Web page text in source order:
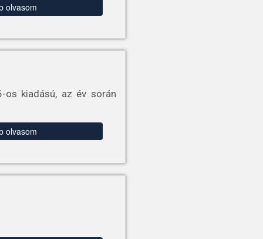
olvasom
os kiadású, az év során
olvasom